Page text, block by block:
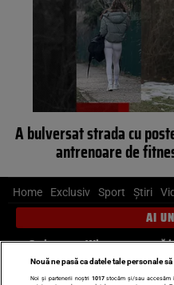
A bulversat strada cu
antrenoare de
Home Exclusiv Sport Știri
AI
Scrie-ne pe Whatsapp, sună
Nouă ne pasă ca datele tale personale
Noi și partenerii noștri 1017stocăm și/sau accesăm